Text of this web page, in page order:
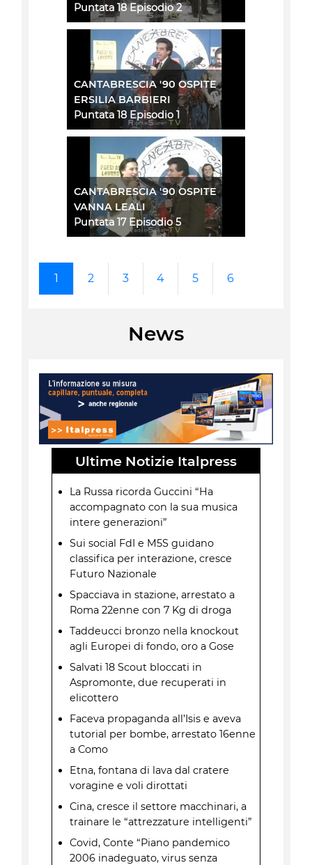
Puntata 18 Episodio 2
CANTABRESCIA '90 OSPITE
ERSILIA BARBIERI
Puntata 18 Episodio 1
CANTABRESCIA '90 OSPITE
VANNA LEALI
Puntata 17 Episodio 5
1 2 3 4 5 6
News
Ultime Notizie Italpress
La Russa ricorda Guccini “Ha
accompagnato con la sua musica
intere generazioni”
Sui social FdI e M5S guidano
classifica per interazione, cresce
Futuro Nazionale
Spacciava in stazione, arrestato a
Roma 22enne con 7 Kg di droga
Taddeucci bronzo nella knockout
agli Europei di fondo, oro a Gose
Salvati 18 Scout bloccati in
Aspromonte, due recuperati in
elicottero
Faceva propaganda all’Isis e aveva
tutorial per bombe, arrestato 16enne
a Como
Etna, fontana di lava dal cratere
voragine e voli dirottati
Cina, cresce il settore macchinari, a
trainare le “attrezzature intelligenti”
Covid, Conte “Piano pandemico
2006 inadeguato, virus senza